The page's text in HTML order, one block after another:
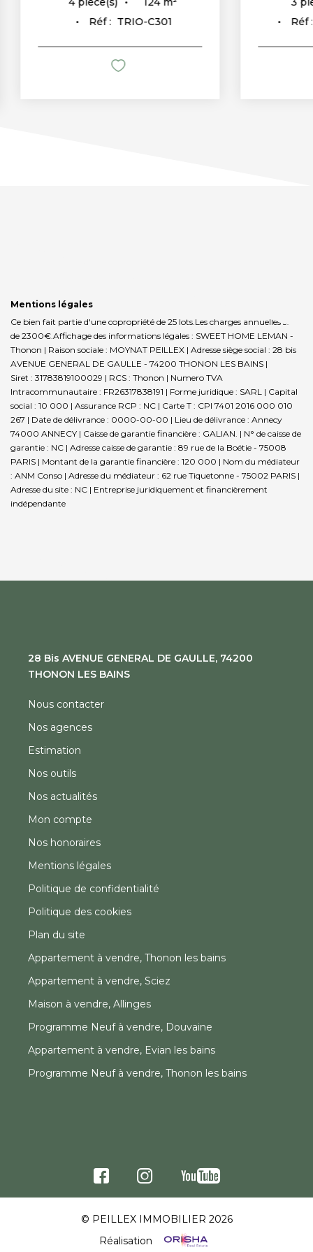
Réf : TRIO-C301
Réf :
Mentions légales
Ce bien fait partie d'une copropriété de 25 lots.Les charges annuelles sont
de 2300€.Affichage des informations légales : SWEET HOME LEMAN -
Thonon | Raison sociale : MOYNAT PEILLEX | Adresse siège social : 28 bis
AVENUE GENERAL DE GAULLE - 74200 THONON LES BAINS |
Siret : 31783819100029 | RCS : Thonon | Numero TVA
Intracommunautaire : FR26317838191 | Forme juridique : SARL | Capital
social : 10 000 | Assurance RCP : NC | Carte T : CPI 7401 2016 000 010
267 | Date de délivrance : 0000-00-00 | Lieu de délivrance : Annecy
74000 ANNECY | Caisse de garantie financière : GALIAN. | N° de caisse de
garantie : NC | Adresse caisse de garantie : 89 rue de la Boétie - 75008
PARIS | Montant de la garantie financière : 120 000 | Nom du médiateur
: ANM Conso | Adresse du médiateur : 62 rue Tiquetonne - 75002 PARIS |
Adresse du site : NC | Entreprise juridiquement et financièrement
indépendante
28 Bis AVENUE GENERAL DE GAULLE, 74200
THONON LES BAINS
Nous contacter
Nos agences
Estimation
Nos outils
Nos actualités
Mon compte
Nos honoraires
Mentions légales
Politique de confidentialité
Politique des cookies
Plan du site
Appartement à vendre, Thonon les bains
Appartement à vendre, Sciez
Maison à vendre, Allinges
Programme Neuf à vendre, Douvaine
Appartement à vendre, Evian les bains
Programme Neuf à vendre, Thonon les bains
© PEILLEX IMMOBILIER 2026
Réalisation